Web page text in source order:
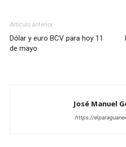
Artículo anterior
Dólar y euro BCV para hoy 11
de mayo
José Manuel
https://